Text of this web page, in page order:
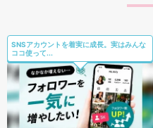
SNSアカウントを着実に成長。実はみんな
ココ使って...